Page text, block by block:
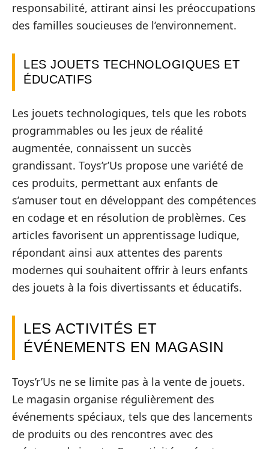
responsabilité, attirant ainsi les préoccupations
des familles soucieuses de l’environnement.
LES JOUETS TECHNOLOGIQUES ET
ÉDUCATIFS
Les jouets technologiques, tels que les robots
programmables ou les jeux de réalité
augmentée, connaissent un succès
grandissant. Toys’r’Us propose une variété de
ces produits, permettant aux enfants de
s’amuser tout en développant des compétences
en codage et en résolution de problèmes. Ces
articles favorisent un apprentissage ludique,
répondant ainsi aux attentes des parents
modernes qui souhaitent offrir à leurs enfants
des jouets à la fois divertissants et éducatifs.
LES ACTIVITÉS ET
ÉVÉNEMENTS EN MAGASIN
Toys’r’Us ne se limite pas à la vente de jouets.
Le magasin organise régulièrement des
événements spéciaux, tels que des lancements
de produits ou des rencontres avec des